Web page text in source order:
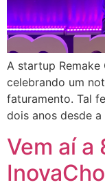
A startup Remake
celebrando um
faturamento. Tal
dois anos desde
Vem aí a